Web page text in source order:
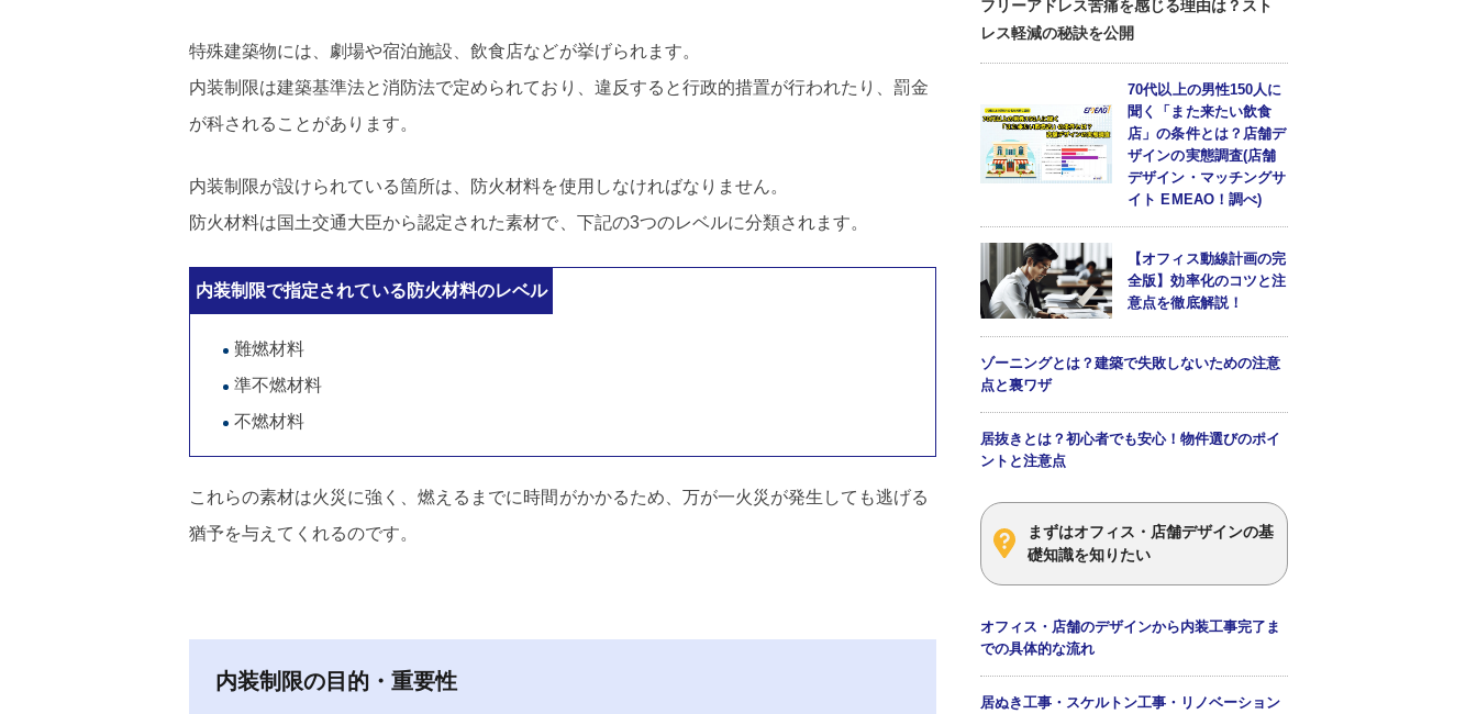
特殊建築物には、劇場や宿泊施設、飲食店などが挙げられます。
内装制限は建築基準法と消防法で定められており、違反すると行政的措置が行われたり、罰金
が科されることがあります。
内装制限が設けられている箇所は、防火材料を使用しなければなりません。
防火材料は国土交通大臣から認定された素材で、下記の3つのレベルに分類されます。
内装制限で指定されている防火材料のレベル
難燃材料
準不燃材料
不燃材料
これらの素材は火災に強く、燃えるまでに時間がかかるため、万が一火災が発生しても逃げる
猶予を与えてくれるのです。
内装制限の目的・重要性
フリーアドレス苦痛を感じる理由は？スト
レス軽減の秘訣を公開
70代以上の男性150人に
聞く「また来たい飲食
店」の条件とは？店舗デ
ザインの実態調査(店舗
デザイン・マッチングサ
イト EMEAO！調べ)
【オフィス動線計画の完
全版】効率化のコツと注
意点を徹底解説！
ゾーニングとは？建築で失敗しないための注意
点と裏ワザ
居抜きとは？初心者でも安心！物件選びのポイ
ントと注意点
まずはオフィス・店舗デザインの基
礎知識を知りたい
オフィス・店舗のデザインから内装工事完了ま
での具体的な流れ
居ぬき工事・スケルトン工事・リノベーション